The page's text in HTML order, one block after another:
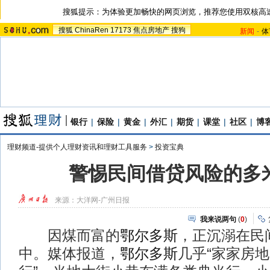
搜狐提示：为体验更加畅快的网页浏览，推荐您使用双核高
搜狐 ChinaRen 17173 焦点房地产 搜狗 新闻 -
银行 | 保险 | 黄金 | 外汇 | 期货 | 课堂 | 社区 | 博
理财频道-提供个人理财资讯和理财工具服务 > 投资宝典
警惕民间借贷风险的多
来源： 大洋网-广州日报
我来说两句 (0)
因煤而富的鄂尔多斯，正沉溺在民
中。媒体报道， 鄂尔多斯几乎“家家房